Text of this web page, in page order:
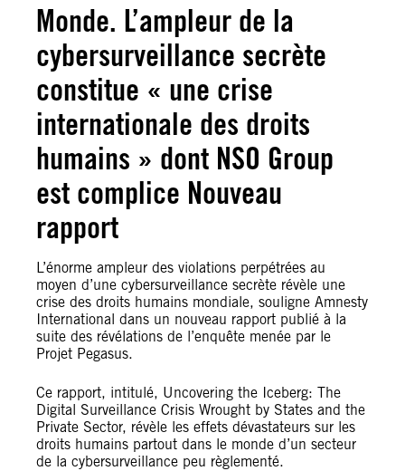
Monde. L’ampleur de la
cybersurveillance secrète
constitue « une crise
internationale des droits
humains » dont NSO Group
est complice Nouveau
rapport
L’énorme ampleur des violations perpétrées au
moyen d’une cybersurveillance secrète révèle une
crise des droits humains mondiale, souligne Amnesty
International dans un nouveau rapport publié à la
suite des révélations de l’enquête menée par le
Projet Pegasus.
Ce rapport, intitulé, Uncovering the Iceberg: The
Digital Surveillance Crisis Wrought by States and the
Private Sector, révèle les effets dévastateurs sur les
droits humains partout dans le monde d’un secteur
de la cybersurveillance peu règlementé.